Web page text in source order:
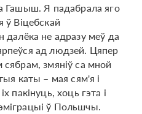
Гашыш. Я падабрала яго
ў Віцебскай
далёка не адразу меў да
ад людзей. Цяпер
змяніў са мной
каты – мая сям'я і
пакінуць, хоць гэта і
ў Польшчы.